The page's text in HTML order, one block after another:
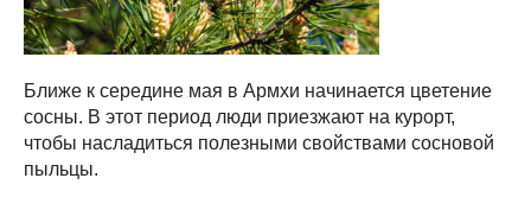
Ближе к середине мая в Армхи начинается цветение
сосны. В этот период люди приезжают на курорт,
чтобы насладиться полезными свойствами сосновой
пыльцы.